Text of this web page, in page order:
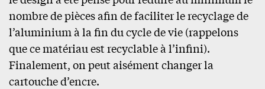
nombre de pièces afin de faciliter le recyclage de
l’aluminium à la fin du cycle de vie (rappelons
que ce matériau est recyclable à l’infini).
Finalement, on peut aisément changer la
cartouche d’encre.